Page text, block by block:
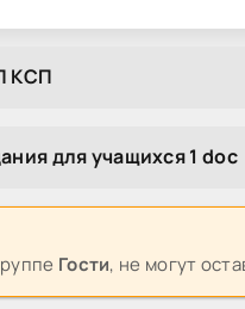
KCП
для учащихся 1 doc
Гости, не могут